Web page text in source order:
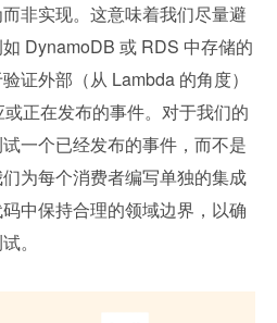
非实现。这意味着我们尽量避
DynamoDB 或 RDS 中存储的
证外部（从 Lambda 的角度）
正在发布的事件。对于我们的
一个已经发布的事件，而不是
为每个消费者编写单独的集成
中保持合理的领域边界，以确
。